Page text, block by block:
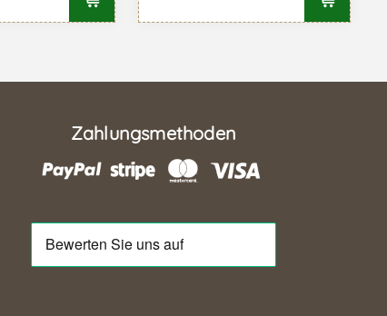
Zahlungsmethoden